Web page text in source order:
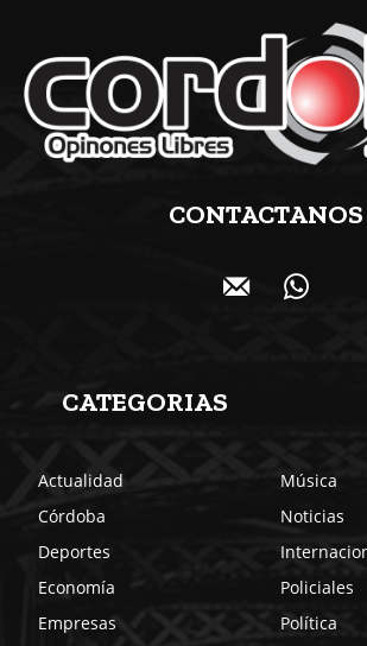
CONTACTANOS
CATEGORIAS
Actualidad
Córdoba
Deportes
Economía
Empresas
Música
Noticias
Policiales
Política